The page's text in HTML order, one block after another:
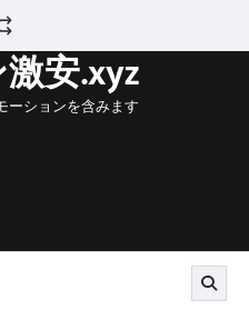
安.xyz
ーションを含みます